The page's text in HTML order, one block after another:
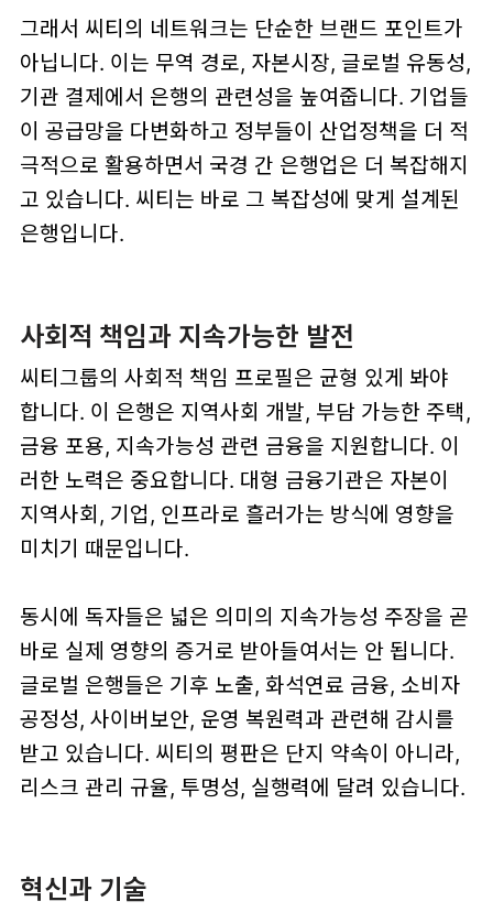
그래서 씨티의 네트워크는 단순한 브랜드 포인트가
아닙니다. 이는 무역 경로, 자본시장, 글로벌 유동성,
기관 결제에서 은행의 관련성을 높여줍니다. 기업들
이 공급망을 다변화하고 정부들이 산업정책을 더 적
극적으로 활용하면서 국경 간 은행업은 더 복잡해지
고 있습니다. 씨티는 바로 그 복잡성에 맞게 설계된
은행입니다.
사회적 책임과 지속가능한 발전
씨티그룹의 사회적 책임 프로필은 균형 있게 봐야
합니다. 이 은행은 지역사회 개발, 부담 가능한 주택,
금융 포용, 지속가능성 관련 금융을 지원합니다. 이
러한 노력은 중요합니다. 대형 금융기관은 자본이
지역사회, 기업, 인프라로 흘러가는 방식에 영향을
미치기 때문입니다.
동시에 독자들은 넓은 의미의 지속가능성 주장을 곧
바로 실제 영향의 증거로 받아들여서는 안 됩니다.
글로벌 은행들은 기후 노출, 화석연료 금융, 소비자
공정성, 사이버보안, 운영 복원력과 관련해 감시를
받고 있습니다. 씨티의 평판은 단지 약속이 아니라,
리스크 관리 규율, 투명성, 실행력에 달려 있습니다.
혁신과 기술